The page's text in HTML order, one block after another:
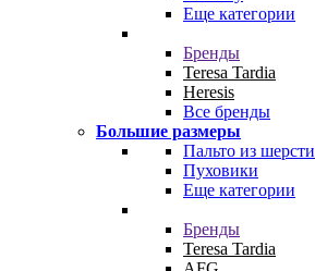
Еще категории
Бренды
Teresa Tardia
Heresis
Все бренды
Большие размеры
Пальто из шерсти
Пуховики
Еще категории
Бренды
Teresa Tardia